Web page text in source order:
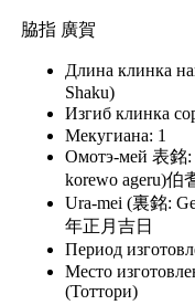
脇指 廣賀
Длина клинка
Shaku)
Изгиб клинка
Мекугиана: 1
Омотэ-мей 表銘:
korewo ageru)伯
Ura-mei (裏銘:
年正月吉日
Период
Место
(Тоттори)